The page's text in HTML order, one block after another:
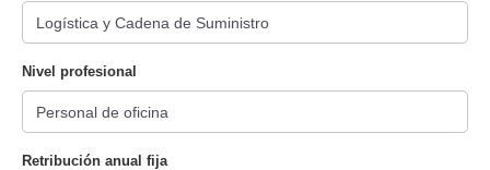
Nivel profesional
Retribución anual fija